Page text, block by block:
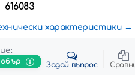
616083
характеристики
Задай въпрос